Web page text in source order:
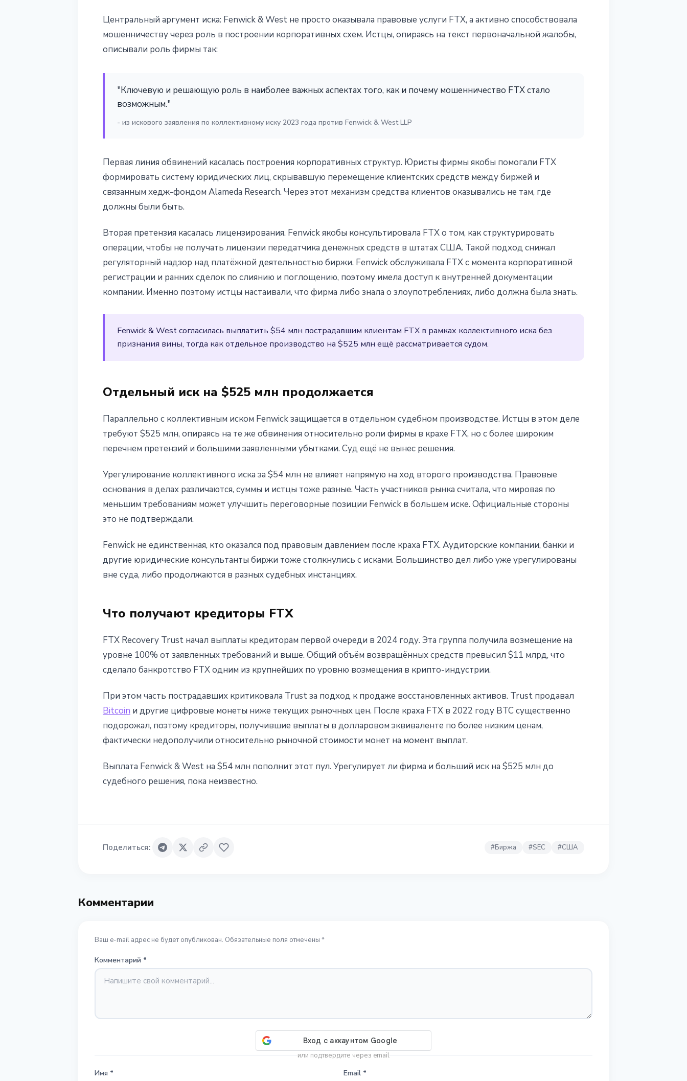
Центральный аргумент иска: Fenwick & West не просто оказывала правовые услуги FTX, а активно способствовала
мошенничеству через роль в построении корпоративных схем. Истцы, опираясь на текст первоначальной жалобы,
описывали роль фирмы так:
"Ключевую и решающую роль в наиболее важных аспектах того, как и почему мошенничество FTX стало
возможным."
- из искового заявления по коллективному иску 2023 года против Fenwick & West LLP
Первая линия обвинений касалась построения корпоративных структур. Юристы фирмы якобы помогали FTX
формировать систему юридических лиц, скрывавшую перемещение клиентских средств между биржей и
связанным хедж-фондом Alameda Research. Через этот механизм средства клиентов оказывались не там, где
должны были быть.
Вторая претензия касалась лицензирования. Fenwick якобы консультировала FTX о том, как структурировать
операции, чтобы не получать лицензии передатчика денежных средств в штатах США. Такой подход снижал
регуляторный надзор над платёжной деятельностью биржи. Fenwick обслуживала FTX с момента корпоративной
регистрации и ранних сделок по слиянию и поглощению, поэтому имела доступ к внутренней документации
компании. Именно поэтому истцы настаивали, что фирма либо знала о злоупотреблениях, либо должна была знать.
Fenwick & West согласилась выплатить $54 млн пострадавшим клиентам FTX в рамках коллективного иска без
признания вины, тогда как отдельное производство на $525 млн ещё рассматривается судом.
Отдельный иск на $525 млн продолжается
Параллельно с коллективным иском Fenwick защищается в отдельном судебном производстве. Истцы в этом деле
требуют $525 млн, опираясь на те же обвинения относительно роли фирмы в крахе FTX, но с более широким
перечнем претензий и большими заявленными убытками. Суд ещё не вынес решения.
Урегулирование коллективного иска за $54 млн не влияет напрямую на ход второго производства. Правовые
основания в делах различаются, суммы и истцы тоже разные. Часть участников рынка считала, что мировая по
меньшим требованиям может улучшить переговорные позиции Fenwick в большем иске. Официальные стороны
это не подтверждали.
Fenwick не единственная, кто оказался под правовым давлением после краха FTX. Аудиторские компании, банки и
другие юридические консультанты биржи тоже столкнулись с исками. Большинство дел либо уже урегулированы
вне суда, либо продолжаются в разных судебных инстанциях.
Что получают кредиторы FTX
FTX Recovery Trust начал выплаты кредиторам первой очереди в 2024 году. Эта группа получила возмещение на
уровне 100% от заявленных требований и выше. Общий объём возвращённых средств превысил $11 млрд, что
сделало банкротство FTX одним из крупнейших по уровню возмещения в крипто-индустрии.
При этом часть пострадавших критиковала Trust за подход к продаже восстановленных активов. Trust продавал
Bitcoin и другие цифровые монеты ниже текущих рыночных цен. После краха FTX в 2022 году BTC существенно
подорожал, поэтому кредиторы, получившие выплаты в долларовом эквиваленте по более низким ценам,
фактически недополучили относительно рыночной стоимости монет на момент выплат.
Выплата Fenwick & West на $54 млн пополнит этот пул. Урегулирует ли фирма и больший иск на $525 млн до
судебного решения, пока неизвестно.
Поделиться: #Биржа #SEC #США
Комментарии
Ваш e-mail адрес не будет опубликован. Обязательные поля отмечены *
Комментарий *
или подтвердите через email
Имя * Email *